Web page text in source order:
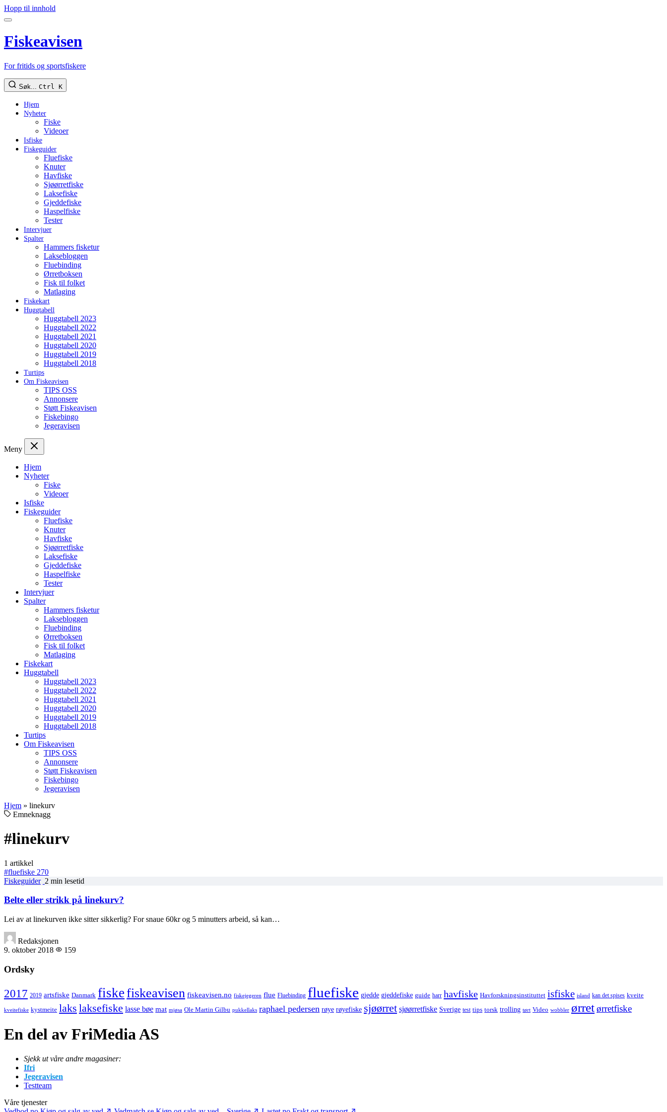
Hopp til innhold
Fiskeavisen
For fritids og sportsfiskere
Søk... Ctrl K
Hjem
Nyheter
Fiske
Videoer
Isfiske
Fiskeguider
Fluefiske
Knuter
Havfiske
Sjøørretfiske
Laksefiske
Gjeddefiske
Haspelfiske
Tester
Intervjuer
Spalter
Hammers fisketur
Laksebloggen
Fluebinding
Ørretboksen
Fisk til folket
Matlaging
Fiskekart
Huggtabell
Huggtabell 2023
Huggtabell 2022
Huggtabell 2021
Huggtabell 2020
Huggtabell 2019
Huggtabell 2018
Turtips
Om Fiskeavisen
TIPS OSS
Annonsere
Støtt Fiskeavisen
Fiskebingo
Jegeravisen
Meny
Hjem
Nyheter
Fiske
Videoer
Isfiske
Fiskeguider
Fluefiske
Knuter
Havfiske
Sjøørretfiske
Laksefiske
Gjeddefiske
Haspelfiske
Tester
Intervjuer
Spalter
Hammers fisketur
Laksebloggen
Fluebinding
Ørretboksen
Fisk til folket
Matlaging
Fiskekart
Huggtabell
Huggtabell 2023
Huggtabell 2022
Huggtabell 2021
Huggtabell 2020
Huggtabell 2019
Huggtabell 2018
Turtips
Om Fiskeavisen
TIPS OSS
Annonsere
Støtt Fiskeavisen
Fiskebingo
Jegeravisen
Hjem » linekurv
Emneknagg
#linekurv
1 artikkel
#fluefiske 270
Fiskeguider 2 min lesetid
Belte eller strikk på linekurv?
Lei av at linekurven ikke sitter sikkerlig? For snaue 60kr og 5 minutters arbeid, så kan…
Redaksjonen
9. oktober 2018
159
Ordsky
2017 2019 artsfiske Danmark fiskefiskeavisen fiskeavisen.no fiskejegeren flue Fluebinding fluefiske gjedde gjeddefiske guide harr havfiske Havforskningsinstituttet isfiske island kan det spises kveite
kveitefiske kystmeite laks laksefiske lasse bøe mat mjøsa Ole Martin Gilbu pukkellaks raphael pedersen røye røyefiske sjøørret sjøørretfiske Sverige test tips torsk trolling tørt Video wobbler ørretørretfiske
En del av FriMedia AS
Sjekk ut våre andre magasiner:
Ifri
Jegeravisen
Testteam
Våre tjenester